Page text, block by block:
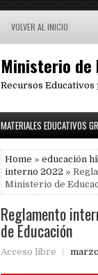
VOLVER AL INICIO
Ministerio de
Recursos Educativos
MATERIALES EDUCATIVOS
Home » educación
interno 2022 »
Ministerio de
Reglamento
de Educación
Acceso libre